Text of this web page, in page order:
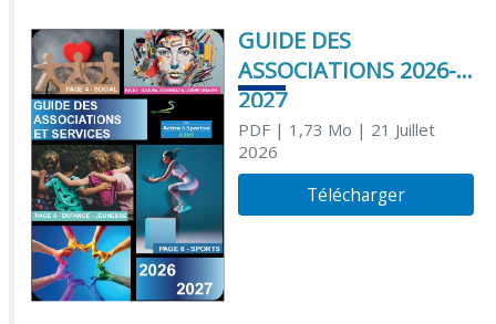
GUIDE DES
ASSOCIATIONS 2026-
2027
PDF| 1,73 Mo | 21 Juillet
2026
Télécharger